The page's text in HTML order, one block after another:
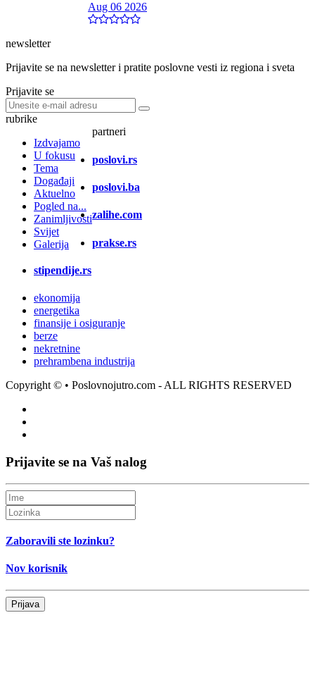
Aug 06 2026
newsletter
Prijavite se na newsletter i pratite poslovne vesti iz regiona i sveta
Prijavite se
rubrike
Izdvajamo
U fokusu
Tema
Događaji
Aktuelno
Pogled na...
Zanimljivosti
Svijet
Galerija
partneri
poslovi.rs
poslovi.ba
zalihe.com
prakse.rs
stipendije.rs
ekonomija
energetika
finansije i osiguranje
berze
nekretnine
prehrambena industrija
Copyright © • Poslovnojutro.com - ALL RIGHTS RESERVED
Prijavite se na Vaš nalog
Zaboravili ste lozinku?
Nov korisnik